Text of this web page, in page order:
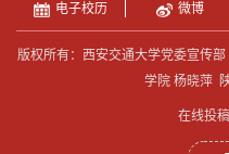
电子校历 微博
版权所有：西安交通大学党委宣传
学院 杨晓萍
在线投稿